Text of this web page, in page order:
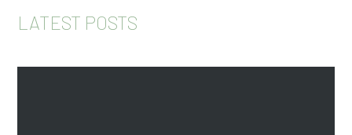
LATEST POSTS